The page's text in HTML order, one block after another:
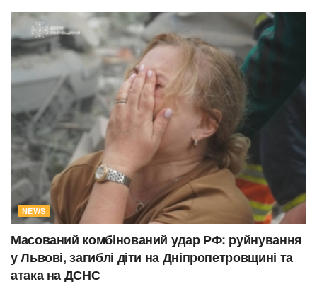
NEWS
Масований комбінований удар РФ: руйнування
у Львові, загиблі діти на Дніпропетровщині та
атака на ДСНС